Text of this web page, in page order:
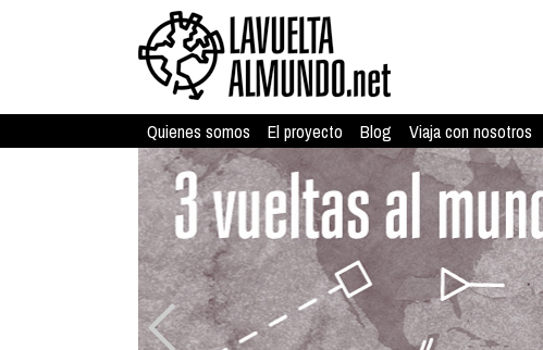
Quienes somos El proyecto Blog Viaja con nosotros